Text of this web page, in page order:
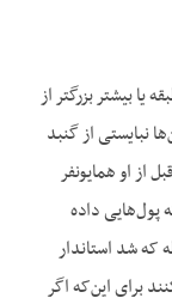
بیشتر بزرگتر از
نبایستی از گنبد
از او همایونفر
پول‌هایی داده
که شد استاندار
برای این‌که اگر